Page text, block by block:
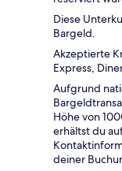
Diese
Bargeld.
Akzeptierte
Express,
Aufgrund
Höhe von
erhältst du
deiner